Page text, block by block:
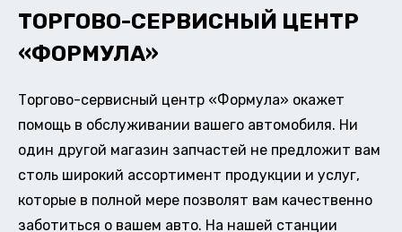
ТОРГОВО-СЕРВИСНЫЙ ЦЕНТР
«ФОРМУЛА»
Торгово-сервисный центр «Формула» окажет
помощь в обслуживании вашего автомобиля. Ни
один другой магазин запчастей не предложит вам
столь широкий ассортимент продукции и услуг,
которые в полной мере позволят вам качественно
заботиться о вашем авто. На нашей станции